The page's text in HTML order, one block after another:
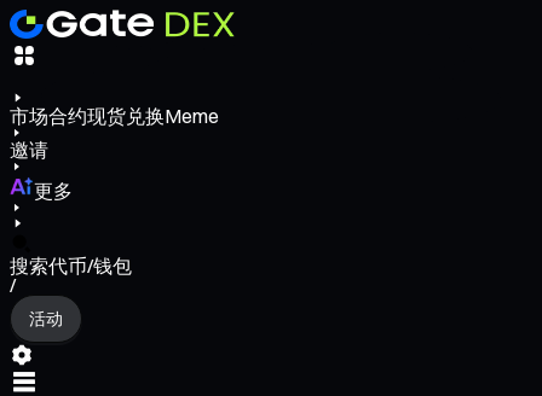
市场合约现货兑换Meme
邀请
更多
搜索代币/钱包
/
活动